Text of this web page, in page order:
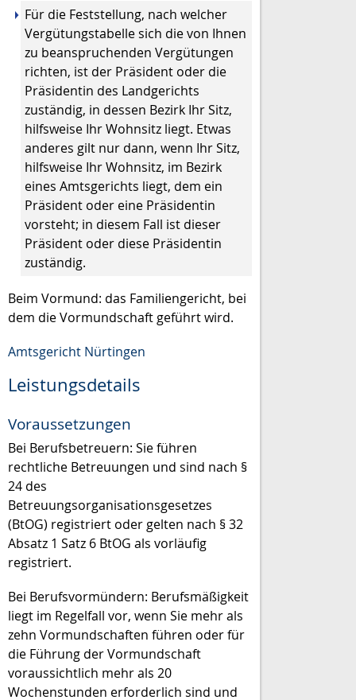
Für die Feststellung, nach welcher
Vergütungstabelle sich die von Ihnen
zu beanspruchenden Vergütungen
richten, ist der Präsident oder die
Präsidentin des Landgerichts
zuständig, in dessen Bezirk Ihr Sitz,
hilfsweise Ihr Wohnsitz liegt. Etwas
anderes gilt nur dann, wenn Ihr Sitz,
hilfsweise Ihr Wohnsitz, im Bezirk
eines Amtsgerichts liegt, dem ein
Präsident oder eine Präsidentin
vorsteht; in diesem Fall ist dieser
Präsident oder diese Präsidentin
zuständig.
Beim Vormund: das Familiengericht, bei
dem die Vormundschaft geführt wird.
Amtsgericht Nürtingen
Leistungsdetails
Voraussetzungen
Bei Berufsbetreuern: Sie führen
rechtliche Betreuungen und sind nach §
24 des
Betreuungsorganisationsgesetzes
(BtOG) registriert oder gelten nach § 32
Absatz 1 Satz 6 BtOG als vorläufig
registriert.
Bei Berufsvormündern: Berufsmäßigkeit
liegt im Regelfall vor, wenn Sie mehr als
zehn Vormundschaften führen oder für
die Führung der Vormundschaft
voraussichtlich mehr als 20
Wochenstunden erforderlich sind und